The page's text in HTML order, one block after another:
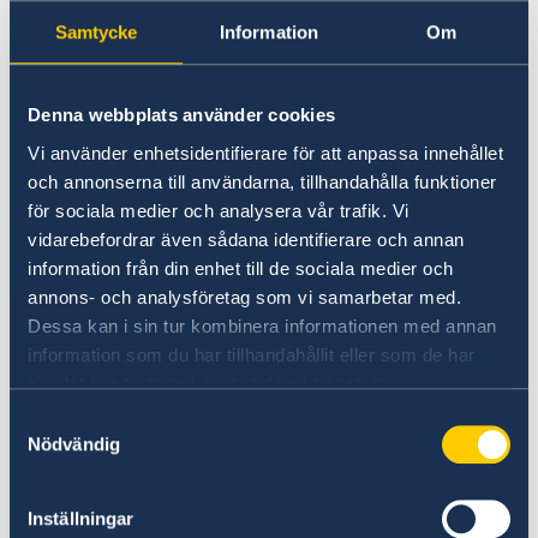
Samtycke Information Om
Denna webbplats använder cookies
Vi använder enhetsidentifierare för att anpassa innehållet
och annonserna till användarna, tillhandahålla funktioner
för sociala medier och analysera vår trafik. Vi
vidarebefordrar även sådana identifierare och annan
information från din enhet till de sociala medier och
annons- och analysföretag som vi samarbetar med.
Dessa kan i sin tur kombinera informationen med annan
information som du har tillhandahållit eller som de har
samlat in när du har använt deras tjänster.
Nödvändig
Inställningar
X
@swedeninhkandmo
Möchten Sie mehr über Schweden
erfahren?